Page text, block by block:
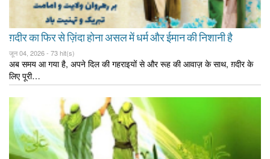
ग़दीर का फिर से ज़िंदा होना असल में धर्म और ईमान की निशानी है
जून 04, 2026 - 73 hit(s)
अब समय आ गया है, अपने दिल की गहराइयों से और रूह की आवाज़ के साथ, ग़दीर के
लिए पूरी…